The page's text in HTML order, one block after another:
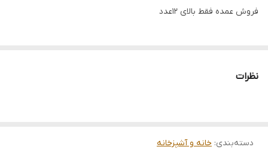
فروش عمده فقط بالای ۱۲عدد
نظرات
دسته‌بندی: خانه و آشپزخانه